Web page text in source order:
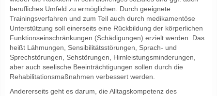
berufliches Umfeld zu ermöglichen. Durch geeignete
Trainingsverfahren und zum Teil auch durch medikamentöse
Unterstützung soll einerseits eine Rückbildung der körperlichen
Funktionseinschränkungen (Schädigungen) erzielt werden. Das
heißt Lähmungen, Sensibilitätsstörungen, Sprach- und
Sprechstörungen, Sehstörungen, Hirnleistungsminderungen,
aber auch seelische Beeinträchtigungen sollen durch die
Rehabilitationsmaßnahmen verbessert werden.
Andererseits geht es darum, die Alltagskompetenz des